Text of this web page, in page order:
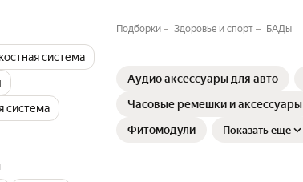
костная система
система
Подборки Здоровье и спорт БАДы
Аудио аксессуары для авто
Часовые ремешки и аксессуары
Фитомодули
Показать еще